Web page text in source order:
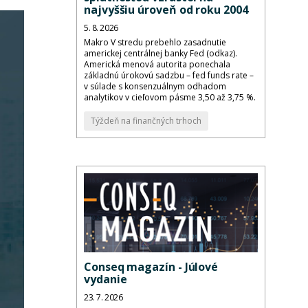
najvyššiu úroveň od roku 2004
5. 8. 2026
Makro V stredu prebehlo zasadnutie
americkej centrálnej banky Fed (odkaz).
Americká menová autorita ponechala
základnú úrokovú sadzbu – fed funds rate –
v súlade s konsenzuálnym odhadom
analytikov v cieľovom pásme 3,50 až 3,75 %.
Týždeň na finančných trhoch
Conseq magazín - Júlové
vydanie
23. 7. 2026